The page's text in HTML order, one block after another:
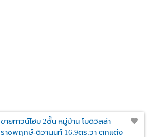
ขายทาวน์โฮม 2ชั้น หมู่บ้าน โมดิวิลล่า
ราชพฤกษ์-ติวานนท์ 16.9ตร.วา ตกแต่ง